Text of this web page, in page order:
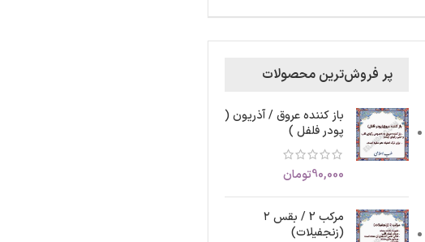
پر فروش‌ترین محصولات
باز کننده عروق / آذریون (
پودر فلفل )
90,000تومان
مرکب 2 / بقس ۲
(زنجفیلات)